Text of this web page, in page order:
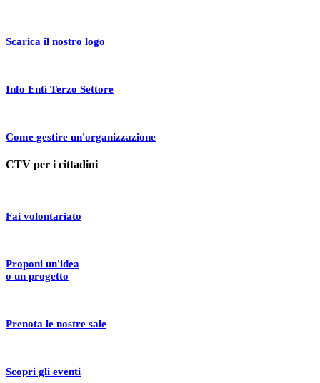
Scarica il nostro logo
Info Enti Terzo Settore
Come gestire un'organizzazione
CTV per i cittadini
Fai volontariato
Proponi un'idea
o un progetto
Prenota le nostre sale
Scopri gli eventi